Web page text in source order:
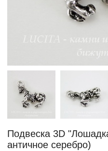
Подвеска 3D
античное серебро)